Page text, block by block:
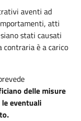
aventi ad
atti
stati causati
contraria è a carico
delle misure
le eventuali